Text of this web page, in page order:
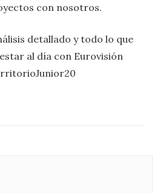
con nosotros.
detallado y todo lo que
al día con Eurovisión